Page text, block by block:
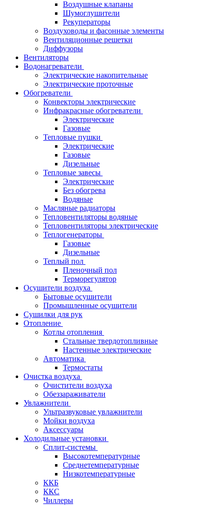
Воздушные клапаны
Шумоглушители
Рекуператоры
Воздуховоды и фасонные элементы
Вентиляционные решетки
Диффузоры
Вентиляторы
Водонагреватели
Электрические накопительные
Электрические проточные
Обогреватели
Конвекторы электрические
Инфракрасные обогреватели
Электрические
Газовые
Тепловые пушки
Электрические
Газовые
Дизельные
Тепловые завесы
Электрические
Без обогрева
Водяные
Масляные радиаторы
Тепловентиляторы водяные
Тепловентиляторы электрические
Теплогенераторы
Газовые
Дизельные
Теплый пол
Пленочный пол
Терморегулятор
Осушители воздуха
Бытовые осушители
Промышленные осушители
Сушилки для рук
Отопление
Котлы отопления
Стальные твердотопливные
Настенные электрические
Автоматика
Термостаты
Очистка воздуха
Очистители воздуха
Обеззараживатели
Увлажнители
Ультразвуковые увлажнители
Мойки воздуха
Аксессуары
Холодильные установки
Сплит-системы
Высокотемпературные
Среднетемпературные
Низкотемпературные
ККБ
ККС
Чиллеры